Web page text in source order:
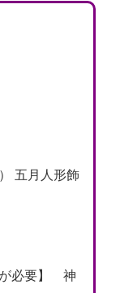
五月人形飾
が必要】 神